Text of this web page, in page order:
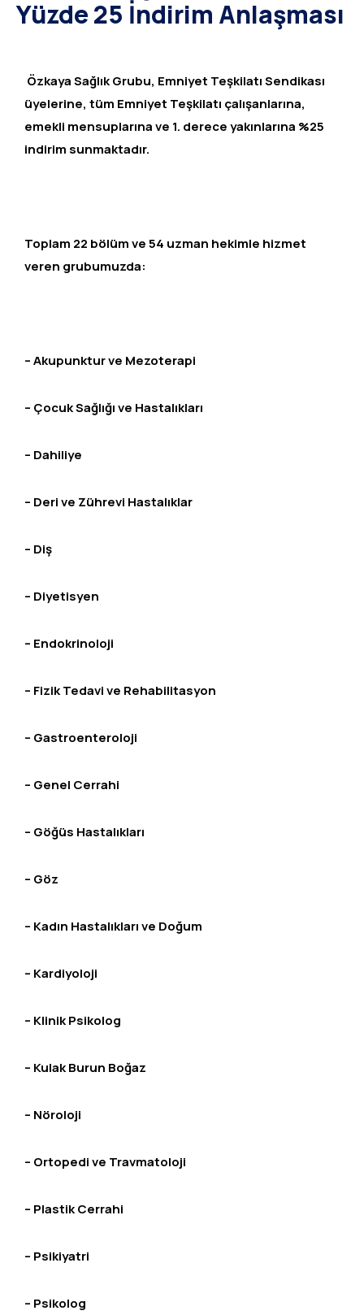
Yüzde 25 İndirim Anlaşması
Özkaya Sağlık Grubu, Emniyet Teşkilatı Sendikası
üyelerine, tüm Emniyet Teşkilatı çalışanlarına,
emekli mensuplarına ve 1. derece yakınlarına %25
indirim sunmaktadır.
Toplam 22 bölüm ve 54 uzman hekimle hizmet
veren grubumuzda:
– Akupunktur ve Mezoterapi
– Çocuk Sağlığı ve Hastalıkları
– Dahiliye
– Deri ve Zührevi Hastalıklar
– Diş
– Diyetisyen
– Endokrinoloji
– Fizik Tedavi ve Rehabilitasyon
– Gastroenteroloji
– Genel Cerrahi
– Göğüs Hastalıkları
– Göz
– Kadın Hastalıkları ve Doğum
– Kardiyoloji
– Klinik Psikolog
– Kulak Burun Boğaz
– Nöroloji
– Ortopedi ve Travmatoloji
– Plastik Cerrahi
– Psikiyatri
– Psikolog